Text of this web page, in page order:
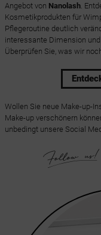
Angebot von Nanolash.
Kosmetikprodukten für
Pflegeroutine deutlich
interessante Dimension
Überprüfen Sie, was wir
Wollen Sie neue Make-up-
Make-up verschönern
unbedingt unsere Social